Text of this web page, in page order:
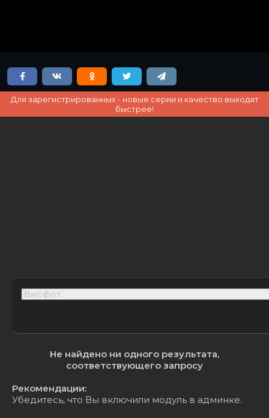
Для зарегистрированных - новые серии и качество выходят
быстрее!
Не найдено ни одного результата,
соответствующего запросу
Рекомендации:
Убедитесь, что Вы включили модуль в админке.